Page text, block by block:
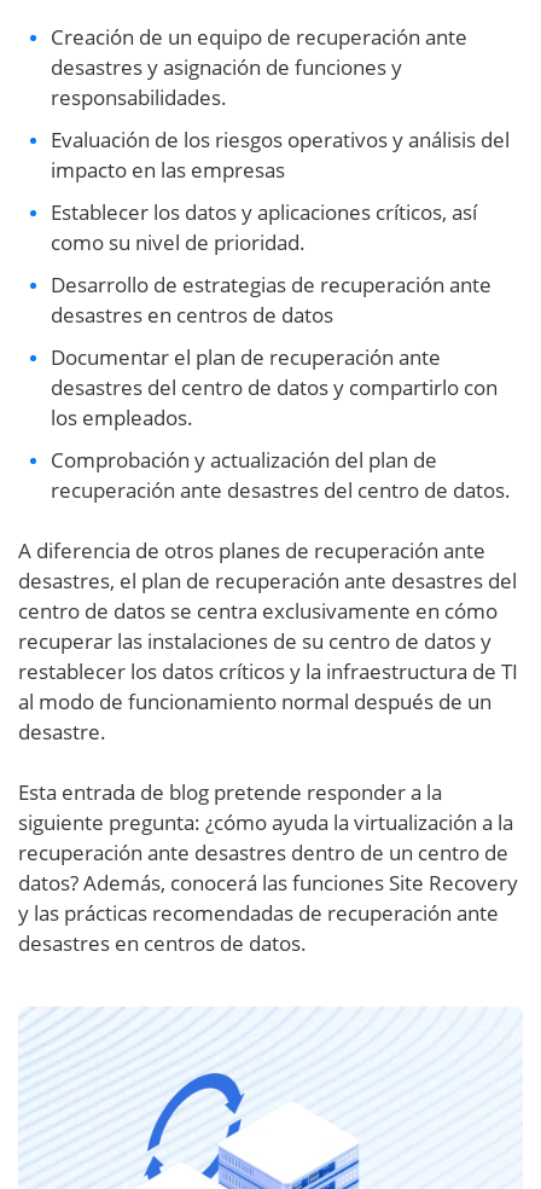
Creación de un equipo de recuperación ante
desastres y asignación de funciones y
responsabilidades.
Evaluación de los riesgos operativos y análisis del
impacto en las empresas
Establecer los datos y aplicaciones críticos, así
como su nivel de prioridad.
Desarrollo de estrategias de recuperación ante
desastres en centros de datos
Documentar el plan de recuperación ante
desastres del centro de datos y compartirlo con
los empleados.
Comprobación y actualización del plan de
recuperación ante desastres del centro de datos.
A diferencia de otros planes de recuperación ante
desastres, el plan de recuperación ante desastres del
centro de datos se centra exclusivamente en cómo
recuperar las instalaciones de su centro de datos y
restablecer los datos críticos y la infraestructura de TI
al modo de funcionamiento normal después de un
desastre.
Esta entrada de blog pretende responder a la
siguiente pregunta: ¿cómo ayuda la virtualización a la
recuperación ante desastres dentro de un centro de
datos? Además, conocerá las funciones Site Recovery
y las prácticas recomendadas de recuperación ante
desastres en centros de datos.